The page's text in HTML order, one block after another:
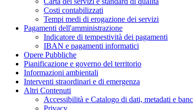
Costi contabilizzati
Tempi medi di erogazione dei servizi
Pagamenti dell'amministrazione
Indicatore di tempestività dei pagamenti
IBAN e pagamenti informatici
Opere Pubbliche
Pianificazione e governo del territorio
Informazioni ambientali
Interventi straordinari e di emergenza
Altri Contenuti
Accessibilità e Catalogo di dati, metadati e